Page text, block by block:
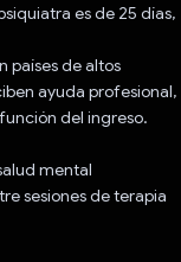
es de 25 días,
países de altos
ayuda profesional,
del ingreso.
mental
sesiones de terapia